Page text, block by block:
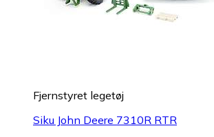
Fjernstyret legetøj
Siku John Deere 7310R RTR